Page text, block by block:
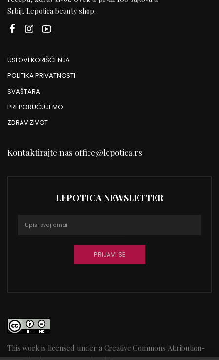
Srbiji. Lepotica beauty shop.
USLOVI KORIŠĆENJA
POLITIKA PRIVATNOSTI
SVAŠTARA
PREPORUČUJEMO
ZDRAV ŽIVOT
Kontaktirajte nas office@lepotica.rs
LEPOTICA NEWSLETTER
This work is licensed under a Creative Commons Attribution-